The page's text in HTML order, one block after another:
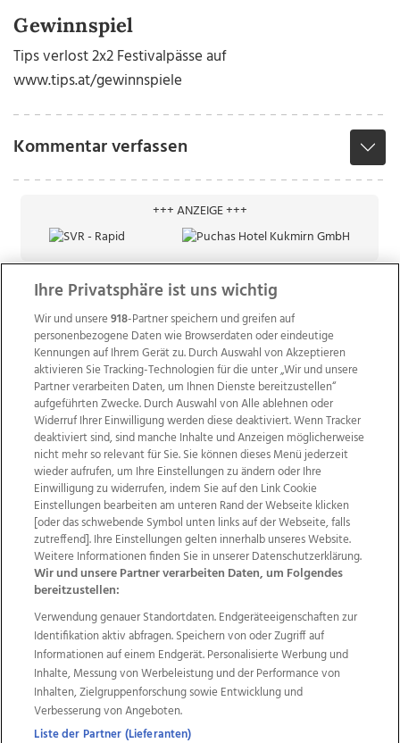
Gewinnspiel
Tips verlost 2x2 Festivalpässe auf
www.tips.at/gewinnspiele
Kommentar verfassen
+++ ANZEIGE +++
Wir über uns Mediadaten Kontakt
Jobs
Datenschutz
Impressum
AGB Anzeigekunden
AGB Website
Ehrenkodex Politische Werbung
Weitere Angebote des Medienhauses Wimmer
TV1 di-mog-i.at OÖNow
Ischler Woche
Life Radio
OÖNachrichten
OÖN Immobilien
OÖN Karriere
OÖN Reise
Promenaden Galerien
Regionaljobs
wasistlos.at wirtrauern.at
Ihre Privatsphäre ist uns wichtig
Wir und unsere918-Partner speichern und greifen auf
personenbezogene Daten wie Browserdaten oder eindeutige
Kennungen auf Ihrem Gerät zu. Durch Auswahl von Akzeptieren
aktivieren Sie Tracking-Technologien für die unter „Wir und unsere
Partner verarbeiten Daten, um Ihnen Dienste bereitzustellen“
aufgeführten Zwecke. Durch Auswahl von Alle ablehnen oder
Widerruf Ihrer Einwilligung werden diese deaktiviert. Wenn Tracker
deaktiviert sind, sind manche Inhalte und Anzeigen möglicherweise
nicht mehr so relevant für Sie. Sie können dieses Menü jederzeit
wieder aufrufen, um Ihre Einstellungen zu ändern oder Ihre
Einwilligung zu widerrufen, indem Sie auf den Link Cookie
Einstellungen bearbeiten am unteren Rand der Webseite klicken
[oder das schwebende Symbol unten links auf der Webseite, falls
zutreffend]. Ihre Einstellungen gelten innerhalb unseres Website.
Weitere Informationen finden Sie in unserer Datenschutzerklärung.
Wir und unsere Partner verarbeiten Daten, um Folgendes
bereitzustellen:
Verwendung genauer Standortdaten. Endgeräteeigenschaften zur
Identifikation aktiv abfragen. Speichern von oder Zugriff auf
Informationen auf einem Endgerät. Personalisierte Werbung und
Inhalte, Messung von Werbeleistung und der Performance von
Inhalten, Zielgruppenforschung sowie Entwicklung und
Verbesserung von Angeboten.
Liste der Partner (Lieferanten)